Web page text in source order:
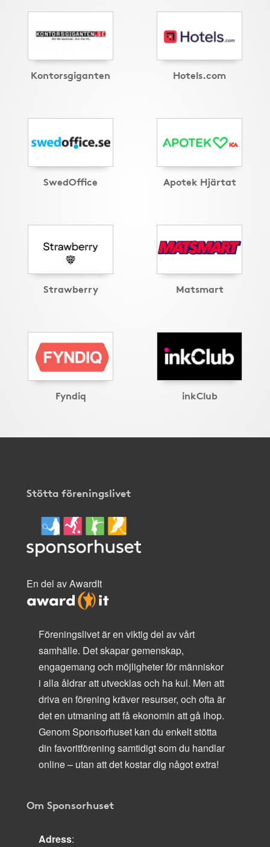
Kontorsgiganten Hotels.com
SwedOffice Apotek Hjärtat
Strawberry Matsmart
Fyndiq inkClub
Stötta föreningslivet
En del av AwardIt
Föreningslivet är en viktig del av vårt
samhälle. Det skapar gemenskap,
engagemang och möjligheter för människor
i alla åldrar att utvecklas och ha kul. Men att
driva en förening kräver resurser, och ofta är
det en utmaning att få ekonomin att gå ihop.
Genom Sponsorhuset kan du enkelt stötta
din favoritförening samtidigt som du handlar
online – utan att det kostar dig något extra!
Om Sponsorhuset
Adress: